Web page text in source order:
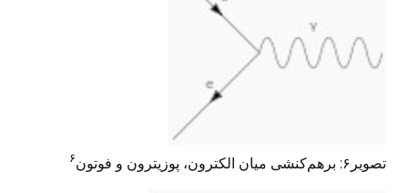
تصویر۶: برهم‌کنشی میان الکترون، پوزیترون و فوتون ۶